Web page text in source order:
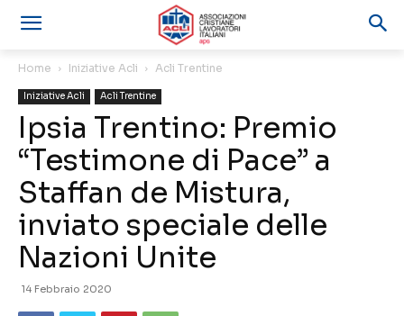
Home Iniziative Acli Acli Trentine
Iniziative Acli Acli Trentine
Ipsia Trentino: Premio
“Testimone di Pace” a
Staffan de Mistura,
inviato speciale delle
Nazioni Unite
14 Febbraio 2020